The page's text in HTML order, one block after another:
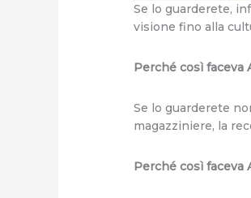
Se lo guarderete,
visione fino alla
Perché così faceva
Se lo guarderete
magazziniere, la
Perché così faceva